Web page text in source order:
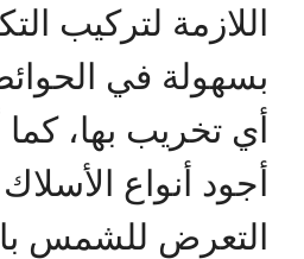
اللازمة لتركيب
بسهولة في
أي تخريب بها،
أجود أنواع
التعرض للشمس